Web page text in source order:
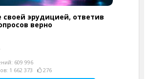
своей эрудицией, ответив
верно
609 996
1 662 373
276